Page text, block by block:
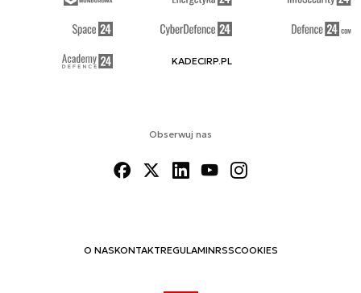
Obserwuj nas
O NASKONTAKTREGULAMINRSSCOOKIES
KADECIRP.PL